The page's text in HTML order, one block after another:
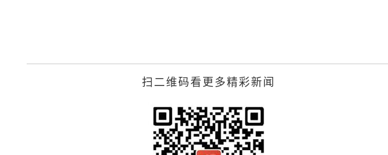
扫二维码看更多精彩新闻